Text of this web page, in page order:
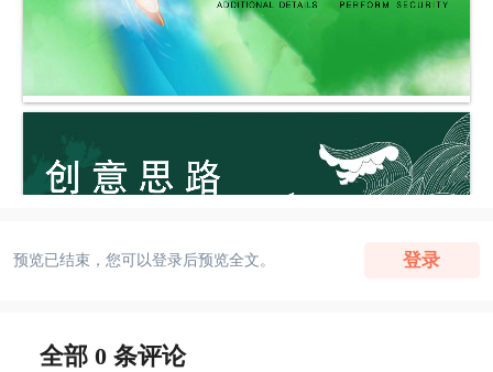
预览已结束，您可以登录后预览全文。 登录
全部 0 条评论